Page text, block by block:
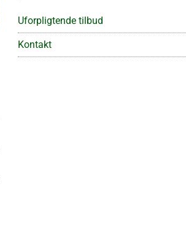
Uforpligtende tilbud
Kontakt